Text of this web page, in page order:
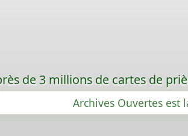
de 3 millions de cartes de
Archives Ouvertes